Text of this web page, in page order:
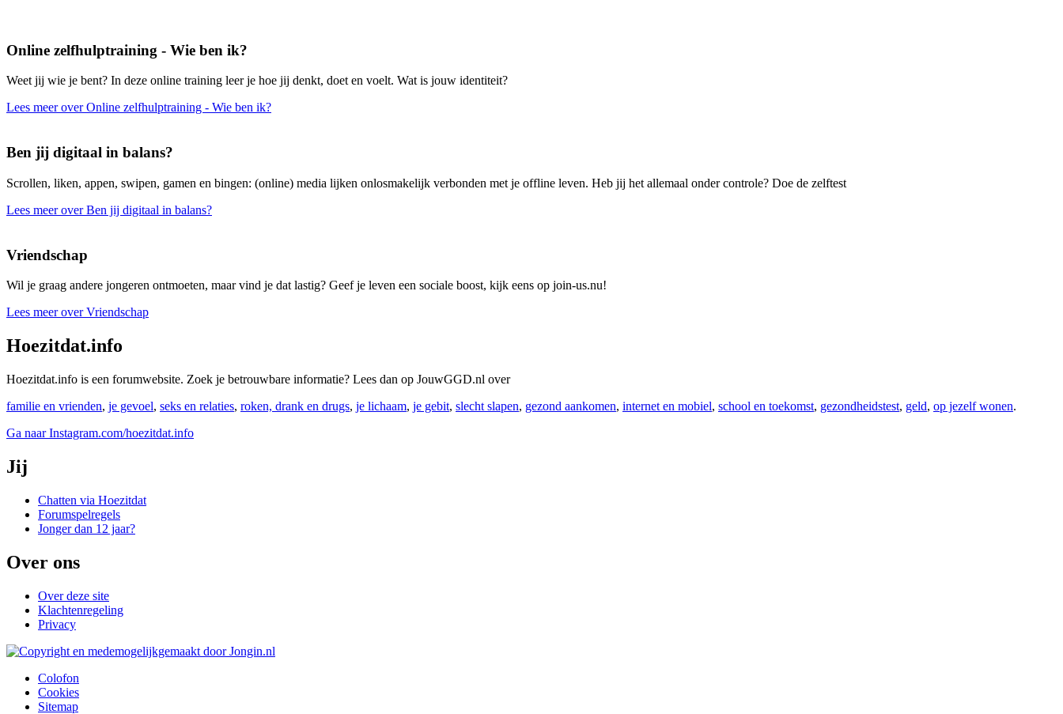
Online zelfhulptraining - Wie ben ik?
Weet jij wie je bent? In deze online training leer je hoe jij denkt, doet en voelt. Wat is jouw identiteit?
Lees meer over Online zelfhulptraining - Wie ben ik?
Ben jij digitaal in balans?
Scrollen, liken, appen, swipen, gamen en bingen: (online) media lijken onlosmakelijk verbonden met je offline leven. Heb jij het allemaal onder controle? Doe de zelftest
Lees meer over Ben jij digitaal in balans?
Vriendschap
Wil je graag andere jongeren ontmoeten, maar vind je dat lastig? Geef je leven een sociale boost, kijk eens op join-us.nu!
Lees meer over Vriendschap
Hoezitdat.info
Hoezitdat.info is een forumwebsite. Zoek je betrouwbare informatie? Lees dan op JouwGGD.nl over
familie en vrienden, je gevoel, seks en relaties, roken, drank en drugs, je lichaam, je gebit, slecht slapen, gezond aankomen, internet en mobiel, school en toekomst, gezondheidstest, geld, op jezelf wonen.
Ga naar Instagram.com/hoezitdat.info
Jij
Chatten via Hoezitdat
Forumspelregels
Jonger dan 12 jaar?
Over ons
Over deze site
Klachtenregeling
Privacy
Colofon
Cookies
Sitemap